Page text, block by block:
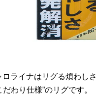
ロライナはリグる煩わし
わり仕様”のリグです。